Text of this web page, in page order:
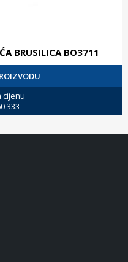
BRUSILICA BO3711
cijenu
333